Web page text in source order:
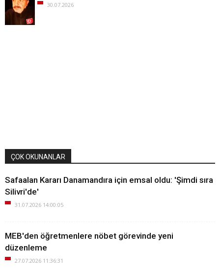
30.07.2026
ÇOK OKUNANLAR
Safaalan Kararı Danamandıra için emsal oldu: 'Şimdi sıra
Silivri'de'
31.07.2026 14:00:05
MEB'den öğretmenlere nöbet görevinde yeni
düzenleme
27.07.2026 11:36:31